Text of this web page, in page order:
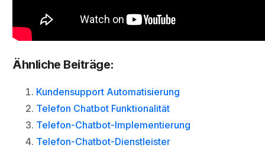
Ähnliche Beiträge:
Kundensupport Automatisierung
Telefon Chatbot Funktionalität
Telefon-Chatbot-Implementierung
Telefon-Chatbot-Dienstleister